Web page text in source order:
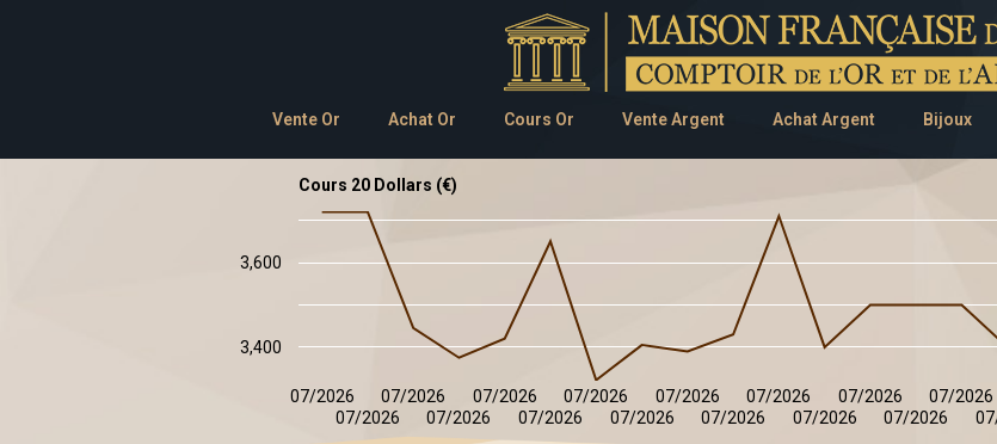
Vente Or Achat Or Cours Or Vente Argent Achat Argent Bijoux
Cours 20 Dollars (€)
07/2026
07/2026
07/2026
07/2026
07/2026
07/2026
07/2026
07/2026
07/2026
07/2026
07/2026
07/2026
07/2026
07/2026
07/2026
3,400
3,600